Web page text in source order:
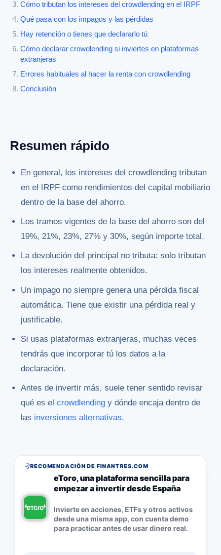
Cómo tributan los intereses del crowdlending en el IRPF
Qué pasa con los impagos y las pérdidas
Hay retención o tienes que declararlo tú
Cómo declarar crowdlending si inviertes en plataformas
extranjeras
Errores habituales al hacer la renta con crowdlending
Conclusión
Resumen rápido
En general, los intereses del crowdlending tributan
en el IRPF como rendimientos del capital mobiliario
dentro de la base del ahorro.
Los tramos vigentes de la base del ahorro son del
19%, 21%, 23%, 27% y 30%, según importe total.
La devolución del principal no tributa: solo tributan
los intereses realmente obtenidos.
Un impago no siempre genera una pérdida fiscal
automática. Tiene que existir una pérdida real y
justificable.
Si usas plataformas extranjeras, muchas veces
tendrás que incorporar tú los datos a la
declaración.
Antes de invertir más, suele tener sentido revisar
qué es elcrowdlending y dónde encaja dentro de
las inversiones alternativas.
RECOMENDACIÓN DE FINANTRES.COM
eToro, una plataforma sencilla para
empezar a invertir desde España
Invierte en acciones, ETFs y otros activos
desde una misma app, con cuenta demo
para practicar antes de usar dinero real.